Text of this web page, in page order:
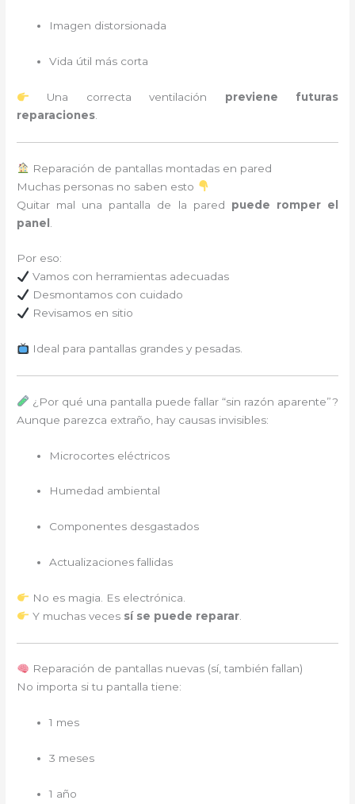
Imagen distorsionada
Vida útil más corta
Una correcta ventilación previene futuras
reparaciones
Reparación de pantallas montadas en pared
Muchas personas no saben esto
Quitar mal una pantalla de la pared puede romper el
panel
Por eso:
Vamos con herramientas adecuadas
Desmontamos con cuidado
Revisamos en sitio
Ideal para pantallas grandes y pesadas.
¿Por qué una pantalla puede fallar “sin razón aparente”?
Aunque parezca extraño, hay causas invisibles:
Microcortes eléctricos
Humedad ambiental
Componentes desgastados
Actualizaciones fallidas
No es magia. Es electrónica.
Y muchas veces sí se puede reparar.
Reparación de pantallas nuevas (sí, también fallan)
No importa si tu pantalla tiene:
1 mes
3 meses
1 año